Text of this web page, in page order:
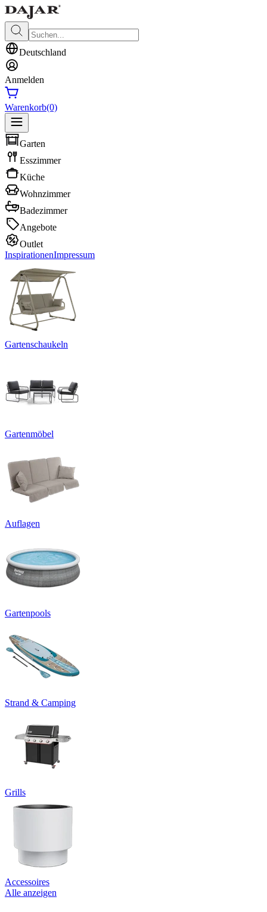
Deutschland
Anmelden
Warenkorb(0)
Garten
Esszimmer
Küche
Wohnzimmer
Badezimmer
Angebote
Outlet
InspirationenImpressum
Gartenschaukeln
Gartenmöbel
Auflagen
Gartenpools
Strand & Camping
Grills
Accessoires
Alle anzeigen